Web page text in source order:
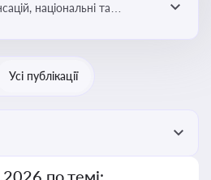
національні та
Усі публікації
по темі: